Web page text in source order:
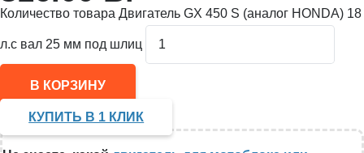
Количество товара Двигатель GX 450 S (аналог HONDA) 18
л.с вал 25 мм под шлиц
В КОРЗИНУ
КУПИТЬ В 1 КЛИК